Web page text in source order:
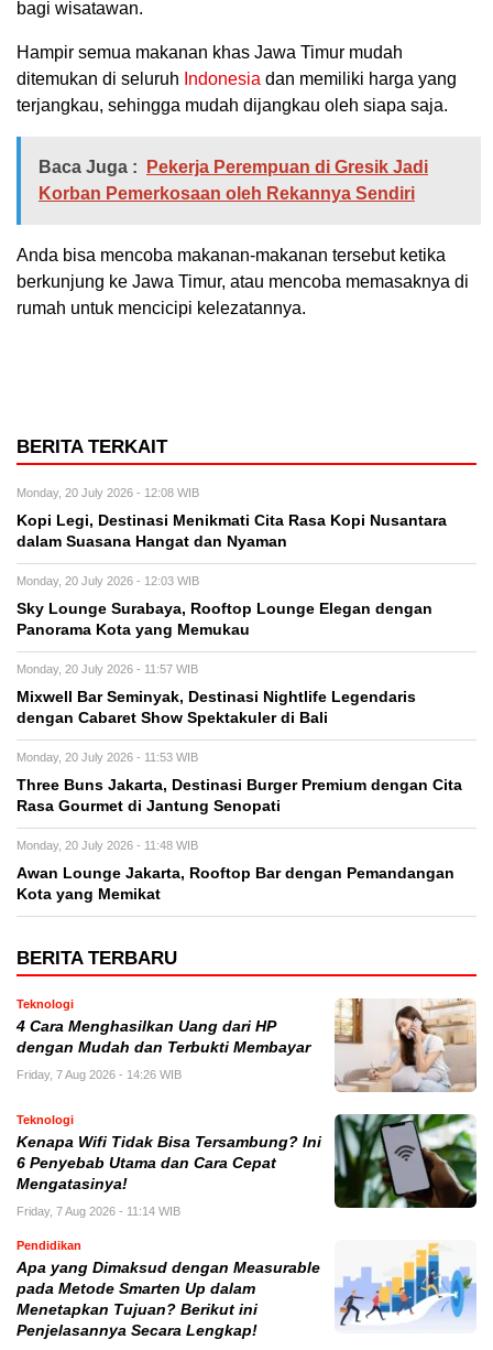
bagi wisatawan.
Hampir semua makanan khas Jawa Timur mudah
ditemukan di seluruh Indonesia dan memiliki harga yang
terjangkau, sehingga mudah dijangkau oleh siapa saja.
Baca Juga :
Pekerja Perempuan di Gresik Jadi
Korban Pemerkosaan oleh Rekannya Sendiri
Anda bisa mencoba makanan-makanan tersebut ketika
berkunjung ke Jawa Timur, atau mencoba memasaknya di
rumah untuk mencicipi kelezatannya.
BERITA TERKAIT
Monday, 20 July 2026 - 12:08 WIB
Kopi Legi, Destinasi Menikmati Cita Rasa Kopi Nusantara
dalam Suasana Hangat dan Nyaman
Monday, 20 July 2026 - 12:03 WIB
Sky Lounge Surabaya, Rooftop Lounge Elegan dengan
Panorama Kota yang Memukau
Monday, 20 July 2026 - 11:57 WIB
Mixwell Bar Seminyak, Destinasi Nightlife Legendaris
dengan Cabaret Show Spektakuler di Bali
Monday, 20 July 2026 - 11:53 WIB
Three Buns Jakarta, Destinasi Burger Premium dengan Cita
Rasa Gourmet di Jantung Senopati
Monday, 20 July 2026 - 11:48 WIB
Awan Lounge Jakarta, Rooftop Bar dengan Pemandangan
Kota yang Memikat
BERITA TERBARU
Teknologi
4 Cara Menghasilkan Uang dari HP
dengan Mudah dan Terbukti Membayar
Friday, 7 Aug 2026 - 14:26 WIB
Teknologi
Kenapa Wifi Tidak Bisa Tersambung? Ini
6 Penyebab Utama dan Cara Cepat
Mengatasinya!
Friday, 7 Aug 2026 - 11:14 WIB
Pendidikan
Apa yang Dimaksud dengan Measurable
pada Metode Smarten Up dalam
Menetapkan Tujuan? Berikut ini
Penjelasannya Secara Lengkap!